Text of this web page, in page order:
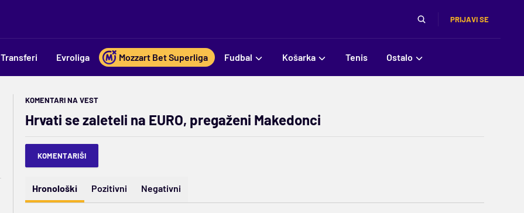
PRIJAVI SE
Transferi Evroliga Mozzart Bet Superliga Fudbal Košarka Tenis Ostalo
KOMENTARI NA VEST
Hrvati se zaleteli na EURO, pregaženi Makedonci
KOMENTARIŠI
Hronološki Pozitivni Negativni